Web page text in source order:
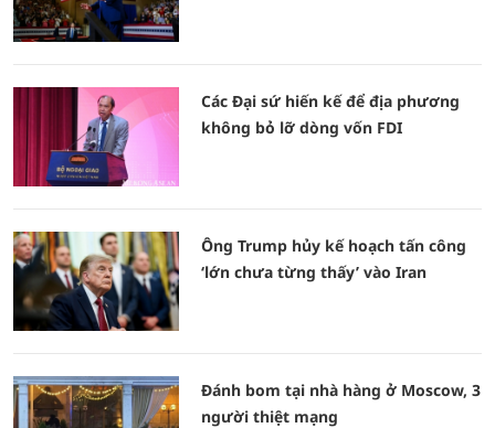
Các Đại sứ hiến kế để địa phương
không bỏ lỡ dòng vốn FDI
Ông Trump hủy kế hoạch tấn công
‘lớn chưa từng thấy’ vào Iran
Đánh bom tại nhà hàng ở Moscow, 3
người thiệt mạng